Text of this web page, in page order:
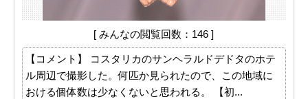
[ みんなの閲覧回数：146 ]
【コメント】 コスタリカのサンヘラルドデドタのホテ
ル周辺で撮影した。何匹か見られたので、この地域に
おける個体数は少なくないと思われる。 【初...